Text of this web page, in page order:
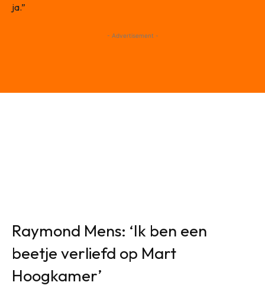
ja.”
- Advertisement -
Raymond Mens: ‘Ik ben een
beetje verliefd op Mart
Hoogkamer’